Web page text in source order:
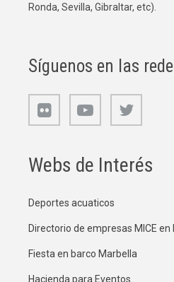
Ronda, Sevilla, Gibraltar, etc).
Síguenos en las
Webs de Interés
Deportes acuaticos
Directorio de empresas MICE en
Fiesta en barco Marbella
Hacienda para Eventos